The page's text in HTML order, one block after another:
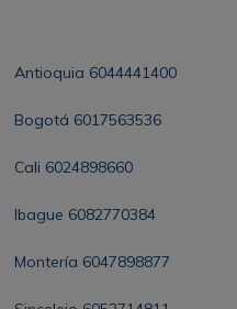
Antioquia 6044441400
Bogotá 6017563536
Cali 6024898660
Ibague 6082770384
Montería 6047898877